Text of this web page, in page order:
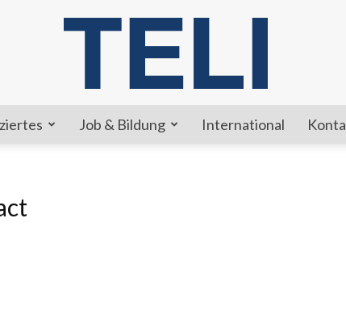
Job & Bildung International